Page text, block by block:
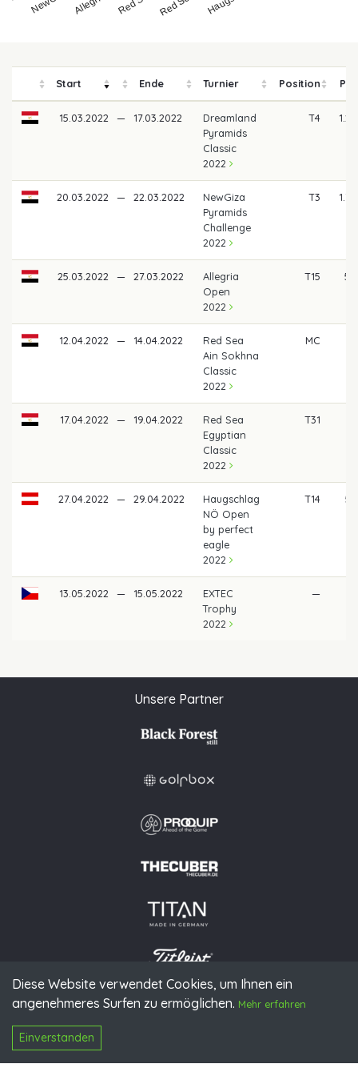
Diese Website verwendet Cookies, um Ihnen ein
angenehmeres Surfen zu ermöglichen. Mehr erfahren
Einverstanden
Start Ende Turnier Position
15.03.2022 — 17.03.2022
Dreamland
Pyramids
Classic
2022
T4
20.03.2022 — 22.03.2022
NewGiza
Pyramids
Challenge
2022
T3
25.03.2022 — 27.03.2022
Allegria
Open
2022
T15
12.04.2022 — 14.04.2022
Red Sea
Ain Sokhna
Classic
2022
MC
17.04.2022 — 19.04.2022
Red Sea
Egyptian
Classic
2022
T31
27.04.2022 — 29.04.2022
Haugschlag
NÖ Open
by perfect
eagle
2022
T14
13.05.2022 — 15.05.2022
EXTEC
Trophy
2022
—
Unsere Partner
© 2026 PGAoG